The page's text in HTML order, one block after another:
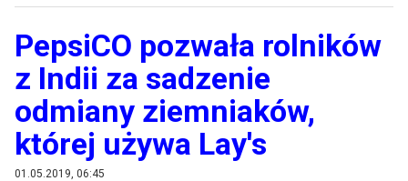
PepsiCO pozwała rolników
z Indii za sadzenie
odmiany ziemniaków,
której używa Lay's
01.05.2019, 06:45